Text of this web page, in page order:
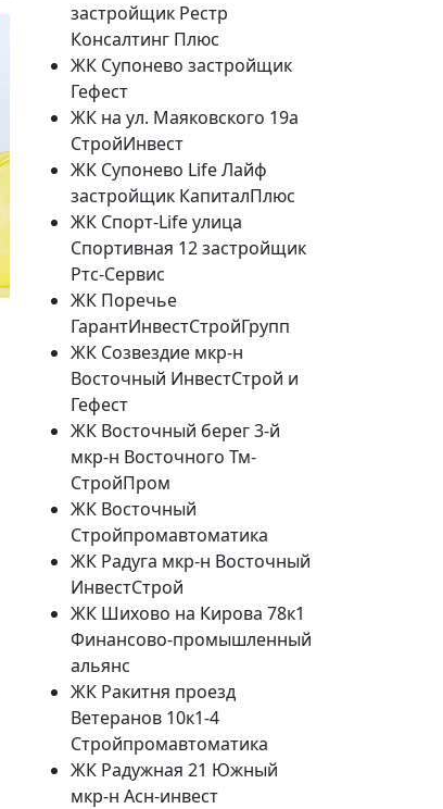
20%
Социальная скидка
Пенсионеры, люди с ограниченными
военных конфликтов и ликвидаторы
Использовать скидку
застройщик Рестр
Консалтинг Плюс
ЖК Супонево застройщик
Гефест
ЖК на ул. Маяковского 19а
СтройИнвест
ЖК Супонево Life Лайф
застройщик КапиталПлюс
ЖК Спорт-Life улица
Спортивная 12 застройщик
Ртс-Сервис
ЖК Поречье
ГарантИнвестСтройГрупп
ЖК Созвездие мкр-н
Восточный ИнвестСтрой и
Гефест
ЖК Восточный берег 3-й
мкр-н Восточного Тм-
СтройПром
ЖК Восточный
Стройпромавтоматика
ЖК Радуга мкр-н Восточный
ИнвестСтрой
ЖК Шихово на Кирова 78к1
Финансово-промышленный
альянс
ЖК Ракитня проезд
Ветеранов 10к1-4
Стройпромавтоматика
ЖК Радужная 21 Южный
мкр-н Асн-инвест